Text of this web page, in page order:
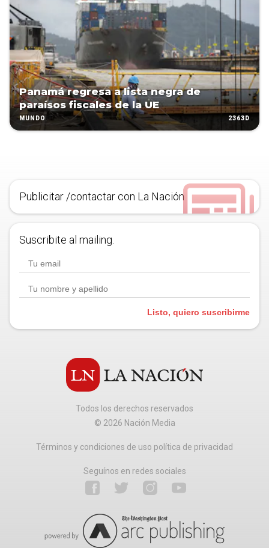
Panamá regresa a lista negra de
paraísos fiscales de la UE
MUNDO 2363D
Publicitar /contactar con La Nación
Suscribite al mailing.
Listo, quiero suscribirme
Todos los derechos reservados
© 2026 Nación Media
Términos y condiciones de uso política de privacidad
Seguínos en redes sociales